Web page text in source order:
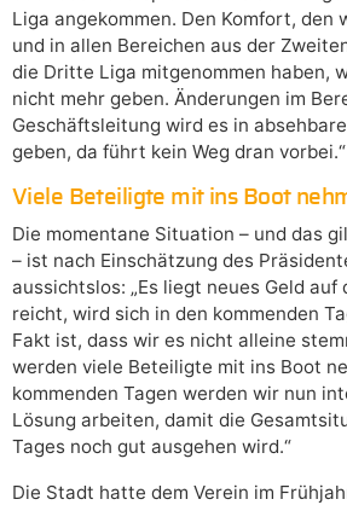
Liga angekommen. Den Komfort, den
und in allen Bereichen aus der
die Dritte Liga mitgenommen haben,
nicht mehr geben. Änderungen im
Geschäftsleitung wird es in
geben, da führt kein Weg dran vorbei.“
Viele Beteiligte mit ins Boot
Die momentane Situation – und das
– ist nach Einschätzung des
aussichtslos: „Es liegt neues Geld auf
reicht, wird sich in den kommenden
Fakt ist, dass wir es nicht alleine
werden viele Beteiligte mit ins Boot
kommenden Tagen werden wir nun
Lösung arbeiten, damit die
Tages noch gut ausgehen wird.“
Die Stadt hatte dem Verein im